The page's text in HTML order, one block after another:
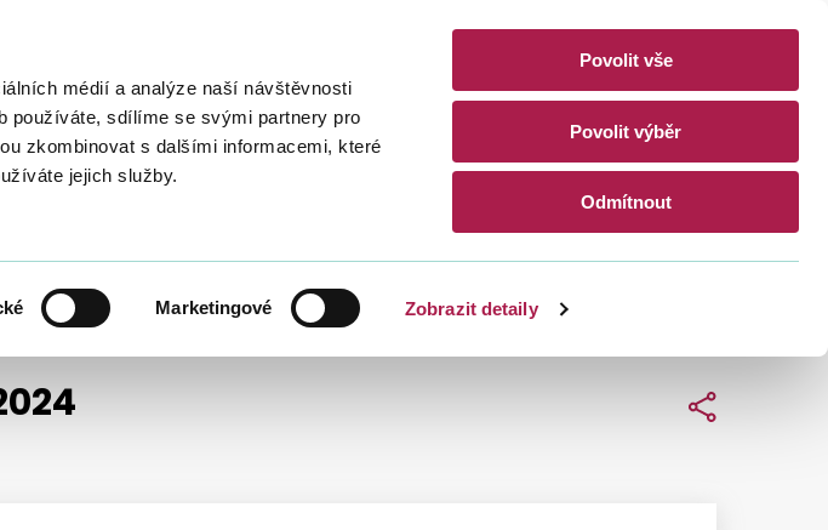
médií a analýze naší návštěvnosti
používáte, sdílíme se svými partnery pro
zkombinovat s dalšími informacemi, které
jejich služby.
Marketingové Zobrazit detaily
Povolit vše
Povolit výběr
Odmítnout
spolupráce Kontakty CZ EN
Sdílet